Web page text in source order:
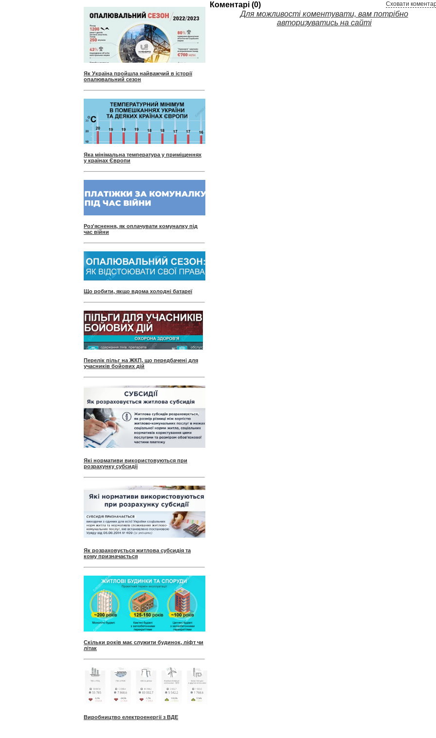
Як Україна пройшла найважчий в історії
опалювальний сезон
Яка мінімальна температура у приміщеннях
у країнах Європи
Роз'яснення, як оплачувати комуналку під
час війни
Що робити, якщо вдома холодні батареї
Перелік пільг на ЖКП, що передбачені для
учасників бойових дій
Які нормативи використовуються при
розрахунку субсидії
Як розраховується житлова субсидія та
кому призначається
Скільки років має служити будинок, ліфт чи
літак
Виробництво електроенергії з ВДЕ
Коментарі (0) Сховати
Для можливості коментувати, вам потрібно
авторизуватись на сайті